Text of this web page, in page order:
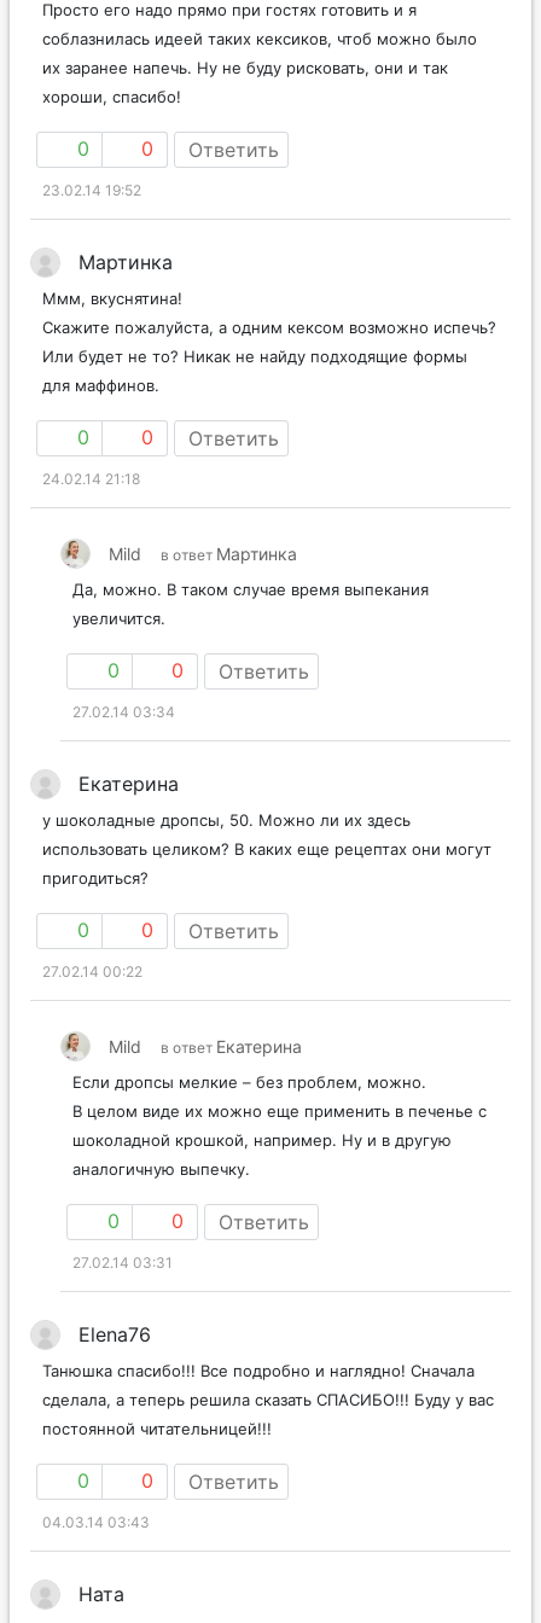
Просто его надо прямо при гостях готовить и я
соблазнилась идеей таких кексиков, чтоб можно было
их заранее напечь. Ну не буду рисковать, они и так
хороши, спасибо!
0 0 Ответить
23.02.14 19:52
Мартинка
Ммм, вкуснятина!
Скажите пожалуйста, а одним кексом возможно испечь?
Или будет не то? Никак не найду подходящие формы
для маффинов.
0 0 Ответить
24.02.14 21:18
Mild в ответ Мартинка
Да, можно. В таком случае время выпекания
увеличится.
0 0 Ответить
27.02.14 03:34
Екатерина
у шоколадные дропсы, 50. Можно ли их здесь
использовать целиком? В каких еще рецептах они могут
пригодиться?
0 0 Ответить
27.02.14 00:22
Mild в ответ Екатерина
Если дропсы мелкие – без проблем, можно.
В целом виде их можно еще применить в печенье с
шоколадной крошкой, например. Ну и в другую
аналогичную выпечку.
0 0 Ответить
27.02.14 03:31
Elena76
Танюшка спасибо!!! Все подробно и наглядно! Сначала
сделала, а теперь решила сказать СПАСИБО!!! Буду у вас
постоянной читательницей!!!
0 0 Ответить
04.03.14 03:43
Ната